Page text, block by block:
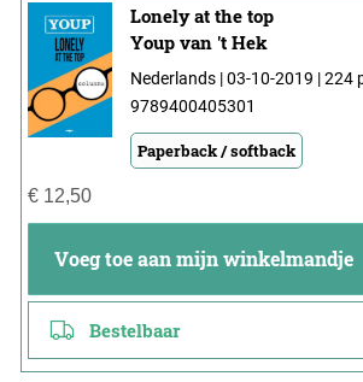
Lonely at the top
Youp van 't Hek
Nederlands | 03-10-2019 | 224
9789400405301
Paperback / softback
€12,50
Voeg toe aan mijn winkelmandje
Bestelbaar